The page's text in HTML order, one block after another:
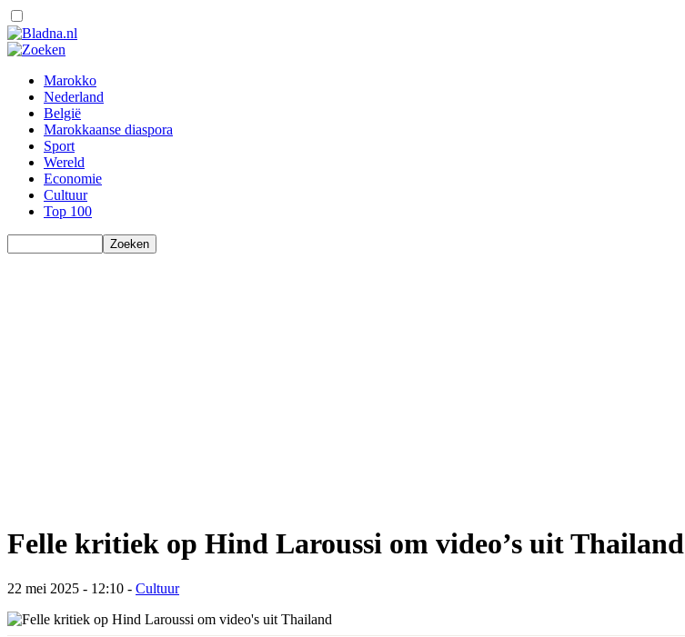
Marokko
Nederland
België
Marokkaanse diaspora
Sport
Wereld
Economie
Cultuur
Top 100
Felle kritiek op Hind Laroussi om video’s uit Thailand
22 mei 2025 - 12:10 - Cultuur